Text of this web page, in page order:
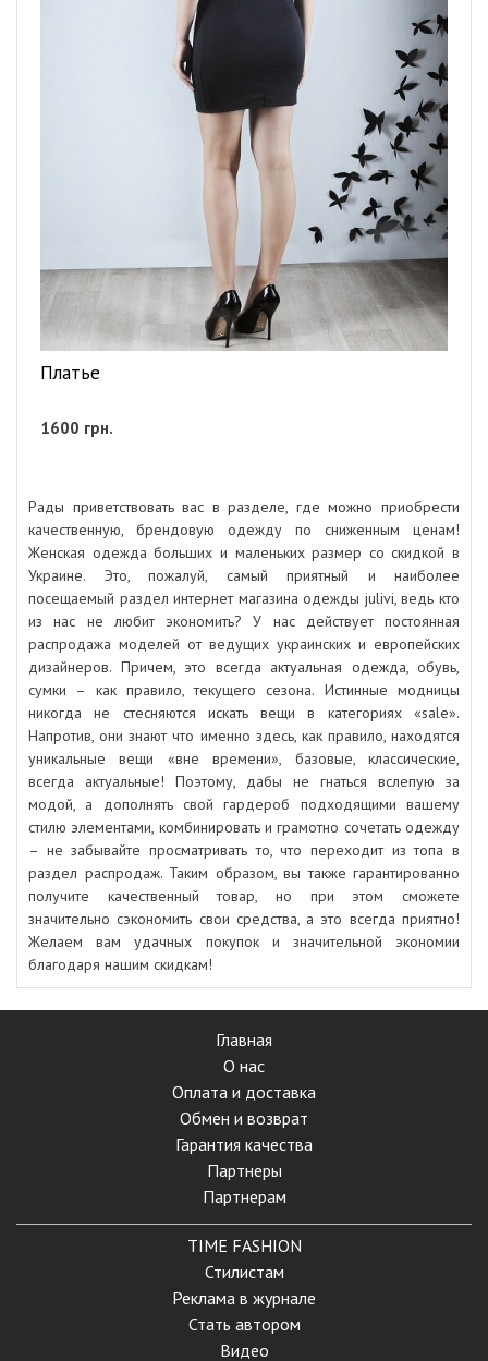
Платье
1600 грн.
Рады приветствовать вас в разделе, где можно приобрести
качественную, брендовую одежду по сниженным ценам!
Женская одежда больших и маленьких размер со скидкой в
Украине. Это, пожалуй, самый приятный и наиболее
посещаемый раздел интернет магазина одежды julivi, ведь кто
из нас не любит экономить? У нас действует постоянная
распродажа моделей от ведущих украинских и европейских
дизайнеров. Причем, это всегда актуальная одежда, обувь,
сумки – как правило, текущего сезона. Истинные модницы
никогда не стесняются искать вещи в категориях «sale».
Напротив, они знают что именно здесь, как правило, находятся
уникальные вещи «вне времени», базовые, классические,
всегда актуальные! Поэтому, дабы не гнаться вслепую за
модой, а дополнять свой гардероб подходящими вашему
стилю элементами, комбинировать и грамотно сочетать одежду
– не забывайте просматривать то, что переходит из топа в
раздел распродаж. Таким образом, вы также гарантированно
получите качественный товар, но при этом сможете
значительно сэкономить свои средства, а это всегда приятно!
Желаем вам удачных покупок и значительной экономии
благодаря нашим скидкам!
Главная
О нас
Оплата и доставка
Обмен и возврат
Гарантия качества
Партнеры
Партнерам
TIME FASHION
Стилистам
Реклама в журнале
Стать автором
Видео